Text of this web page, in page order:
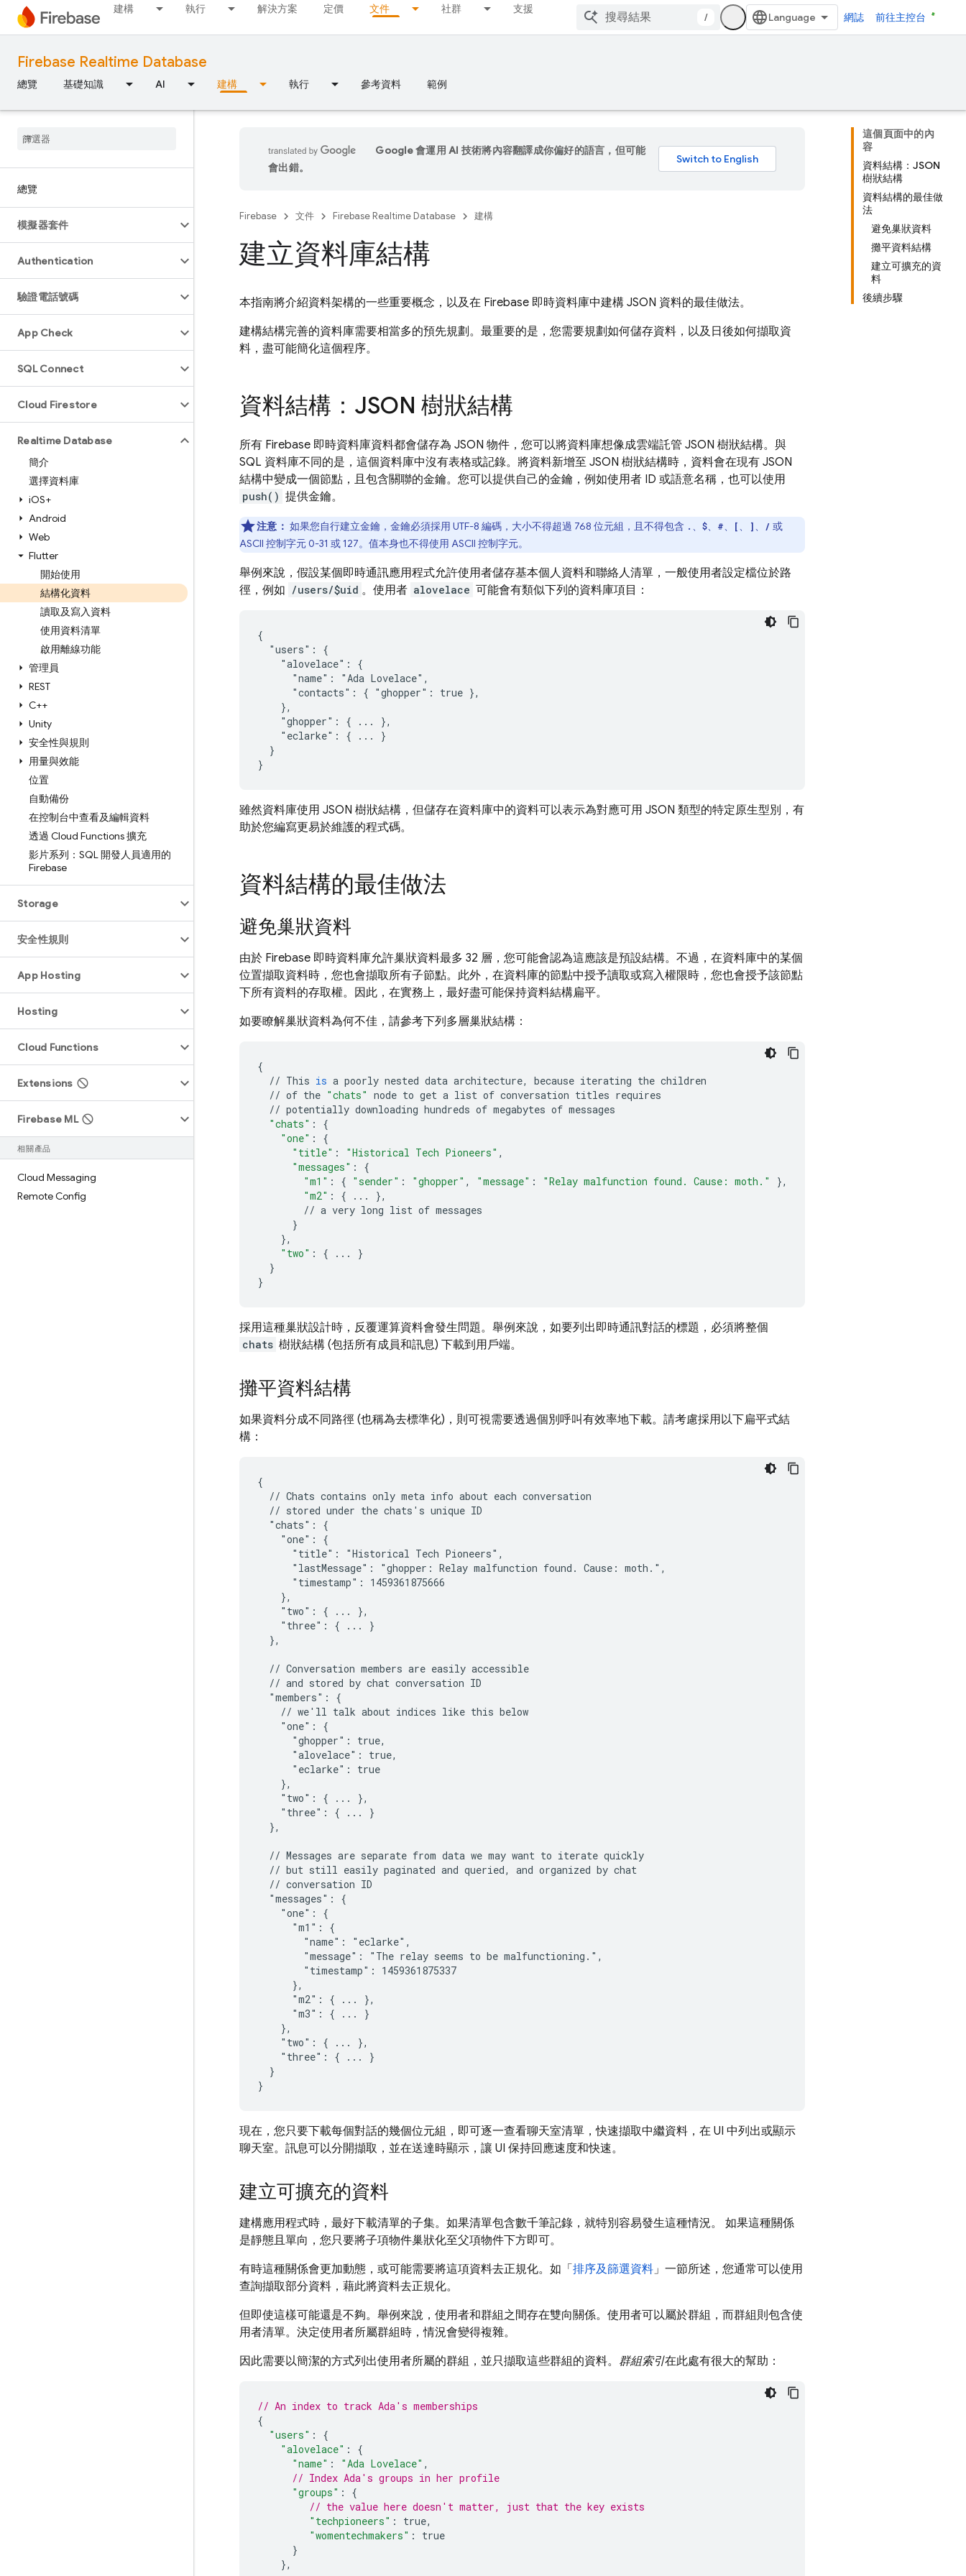
建構 執行 解決方案 定價 文件 社群 支援
/ 網誌 前往主控台
Firebase Realtime Database
總覽 基礎知識 AI 建構 執行 參考資料 範例
總覽
模擬器套件
Authentication
驗證電話號碼
App Check
SQL Connect
Cloud Firestore
Realtime Database
簡介
選擇資料庫
iOS+
Android
Web
Flutter
開始使用
結構化資料
讀取及寫入資料
使用資料清單
啟用離線功能
管理員
REST
C++
Unity
安全性與規則
用量與效能
位置
自動備份
在控制台中查看及編輯資料
透過 Cloud Functions 擴充
影片系列：SQL 開發人員適用的
Firebase
Storage
安全性規則
App Hosting
Hosting
Cloud Functions
Extensions
Firebase ML
相關產品
Cloud Messaging
Remote Config
這個頁面中的內
容
資料結構：JSON
樹狀結構
資料結構的最佳做
法
避免巢狀資料
攤平資料結構
建立可擴充的資
料
後續步驟
Google 會運用 AI 技術將內容翻譯成你偏好的語言，但可能
會出錯。
Firebase 文件 Firebase Realtime Database 建構
建立資料庫結構
本指南將介紹資料架構的一些重要概念，以及在 Firebase 即時資料庫中建構 JSON 資料的最佳做法。
建構結構完善的資料庫需要相當多的預先規劃。最重要的是，您需要規劃如何儲存資料，以及日後如何擷取資
料，盡可能簡化這個程序。
資料結構：JSON 樹狀結構
所有 Firebase 即時資料庫資料都會儲存為 JSON 物件，您可以將資料庫想像成雲端託管 JSON 樹狀結構。與
SQL 資料庫不同的是，這個資料庫中沒有表格或記錄。將資料新增至 JSON 樹狀結構時，資料會在現有 JSON
結構中變成一個節點，且包含關聯的金鑰。您可以提供自己的金鑰，例如使用者 ID 或語意名稱，也可以使用
push() 提供金鑰。
注意： 如果您自行建立金鑰，金鑰必須採用 UTF-8 編碼，大小不得超過 768 位元組，且不得包含 . 、 $、 #、 [、 ]、 / 或
ASCII 控制字元 0-31 或 127。值本身也不得使用 ASCII 控制字元。
舉例來說，假設某個即時通訊應用程式允許使用者儲存基本個人資料和聯絡人清單，一般使用者設定檔位於路
徑，例如 /users/$uid 。使用者 alovelace 可能會有類似下列的資料庫項目：
{
  "users": {
    "alovelace": {
      "name": "Ada Lovelace",
      "contacts": { "ghopper": true },
    },
    "ghopper": { ... },
    "eclarke": { ... }
  }
雖然資料庫使用 JSON 樹狀結構，但儲存在資料庫中的資料可以表示為對應可用 JSON 類型的特定原生型別，有
助於您編寫更易於維護的程式碼。
資料結構的最佳做法
避免巢狀資料
由於 Firebase 即時資料庫允許巢狀資料最多 32 層，您可能會認為這應該是預設結構。不過，在資料庫中的某個
位置擷取資料時，您也會擷取所有子節點。此外，在資料庫的節點中授予讀取或寫入權限時，您也會授予該節點
下所有資料的存取權。因此，在實務上，最好盡可能保持資料結構扁平。
如要瞭解巢狀資料為何不佳，請參考下列多層巢狀結構：
{
// This is a poorly nested data architecture, because iterating the children
// of the "chats" node to get a list of conversation titles requires
// potentially downloading hundreds of megabytes of messages
"chats" :
{
"one" :
{
"title" : "Historical Tech Pioneers" ,
"messages" :
{
"m1" : { "sender" : "ghopper" , "message" : "Relay malfunction found. Cause: moth."
},
"m2" : { ...
},
// a very long list of messages
}
},
"two" : { ...
}
}
}
採用這種巢狀設計時，反覆運算資料會發生問題。舉例來說，如要列出即時通訊對話的標題，必須將整個
chats 樹狀結構 (包括所有成員和訊息) 下載到用戶端。
攤平資料結構
如果資料分成不同路徑 (也稱為去標準化)，則可視需要透過個別呼叫有效率地下載。請考慮採用以下扁平式結
構：
{
  // Chats contains only meta info about each conversation
  // stored under the chats's unique ID
  "chats": {
    "one": {
      "title": "Historical Tech Pioneers",
      "lastMessage": "ghopper: Relay malfunction found. Cause: moth.",
      "timestamp": 1459361875666
    },
    "two": { ... },
    "three": { ... }
  },
  // Conversation members are easily accessible
  // and stored by chat conversation ID
  "members": {
    // we'll talk about indices like this below
    "one": {
      "ghopper": true,
      "alovelace": true,
      "eclarke": true
    },
    "two": { ... },
    "three": { ... }
  },
  // Messages are separate from data we may want to iterate quickly
  // but still easily paginated and queried, and organized by chat
  // conversation ID
  "messages": {
    "one": {
      "m1": {
        "name": "eclarke",
        "message": "The relay seems to be malfunctioning.",
        "timestamp": 1459361875337
      },
      "m2": { ... },
      "m3": { ... }
    },
    "two": { ... },
    "three": { ... }
  }
現在，您只要下載每個對話的幾個位元組，即可逐一查看聊天室清單，快速擷取中繼資料，在 UI 中列出或顯示
聊天室。訊息可以分開擷取，並在送達時顯示，讓 UI 保持回應速度和快速。
建立可擴充的資料
建構應用程式時，最好下載清單的子集。如果清單包含數千筆記錄，就特別容易發生這種情況。 如果這種關係
是靜態且單向，您只要將子項物件巢狀化至父項物件下方即可。
有時這種關係會更加動態，或可能需要將這項資料去正規化。如「 排序及篩選資料」一節所述，您通常可以使用
查詢擷取部分資料，藉此將資料去正規化。
但即使這樣可能還是不夠。舉例來說，使用者和群組之間存在雙向關係。使用者可以屬於群組，而群組則包含使
用者清單。決定使用者所屬群組時，情況會變得複雜。
因此需要以簡潔的方式列出使用者所屬的群組，並只擷取這些群組的資料。 群組索引在此處有很大的幫助：
// An index to track Ada's memberships
{
"users" :
{
"alovelace" :
{
"name" : "Ada Lovelace" ,
// Index Ada's groups in her profile
"groups" :
{
// the value here doesn't matter, just that the key exists
"techpioneers" : true,
"womentechmakers" :
true
}
},